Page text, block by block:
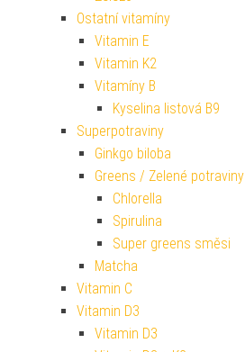
Ostatní vitamíny
Vitamin E
Vitamin K2
Vitamíny B
Kyselina listová B9
Superpotraviny
Ginkgo biloba
Greens / Zelené potraviny
Chlorella
Spirulina
Super greens směsi
Matcha
Vitamin C
Vitamin D3
Vitamin D3